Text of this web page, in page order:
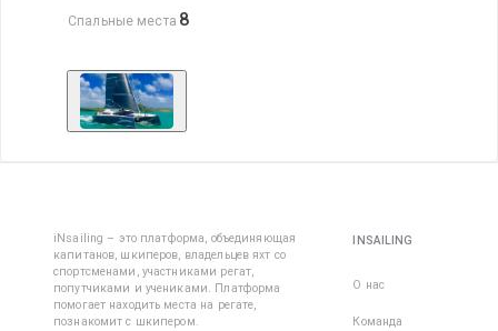
Спальные места 8
iNsailing – это платформа, объединяющая
капитанов, шкиперов, владельцев яхт со
спортсменами, участниками регат,
попутчиками и учениками. Платформа
помогает находить места на регате,
познакомит с шкипером.
INSAILING
О нас
Команда